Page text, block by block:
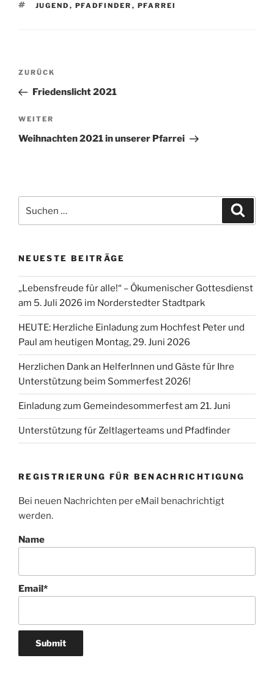
SCHLAGWÖRTER
JUGEND , PFADFINDER , PFARREI
Beitragsnavigation
Vorheriger
Beitrag
ZURÜCK
Friedenslicht 2021
Nächster
Beitrag
WEITER
Weihnachten 2021 in unserer Pfarrei
nach:
NEUESTE BEITRÄGE
„Lebensfreude für alle!“ – Ökumenischer Gottesdienst
am 5. Juli 2026 im Norderstedter Stadtpark
HEUTE: Herzliche Einladung zum Hochfest Peter und
Paul am heutigen Montag, 29. Juni 2026
Herzlichen Dank an HelferInnen und Gäste für Ihre
Unterstützung beim Sommerfest 2026!
Einladung zum Gemeindesommerfest am 21. Juni
Unterstützung für Zeltlagerteams und Pfadfinder
REGISTRIERUNG FÜR BENACHRICHTIGUNG
Bei neuen Nachrichten per eMail benachrichtigt
werden.
Name
Email*